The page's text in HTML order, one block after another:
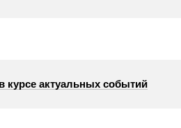
курсе актуальных событий